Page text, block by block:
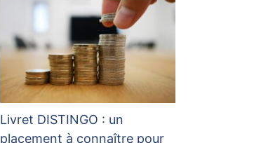
Livret DISTINGO : un
placement à connaître pour